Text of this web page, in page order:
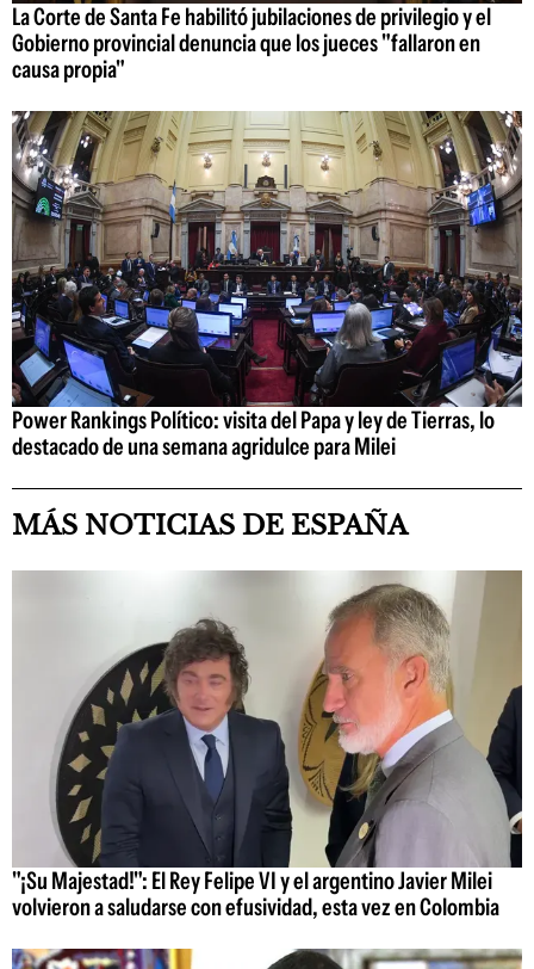
La Corte de Santa Fe habilitó jubilaciones de privilegio y el
Gobierno provincial denuncia que los jueces "fallaron en
causa propia"
Power Rankings Político: visita del Papa y ley de Tierras, lo
destacado de una semana agridulce para Milei
MÁS NOTICIAS DE ESPAÑA
"¡Su Majestad!": El Rey Felipe VI y el argentino Javier Milei
volvieron a saludarse con efusividad, esta vez en Colombia